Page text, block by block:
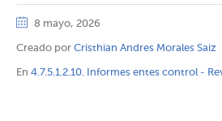
8 mayo, 2026
Creado por Cristhian Andres Morales Saiz
En 4.7.5.1.2.10. Informes entes control -